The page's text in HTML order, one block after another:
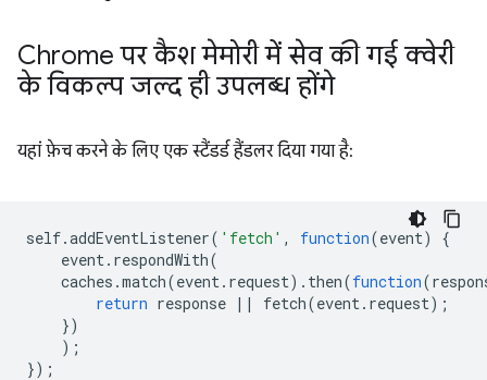
Chrome पर कैश मेमोरी में सेव की गई क्वेरी
के विकल्प जल्द ही उपलब्ध होंगे
यहां फ़ेच करने के लिए एक स्टैंडर्ड हैंडलर दिया गया है:
self.addEventListener( 'fetch' , function(event)
{
event. respondWith(
caches .match(event. request). then(function(
return response || fetch(event. request);
})
);
});